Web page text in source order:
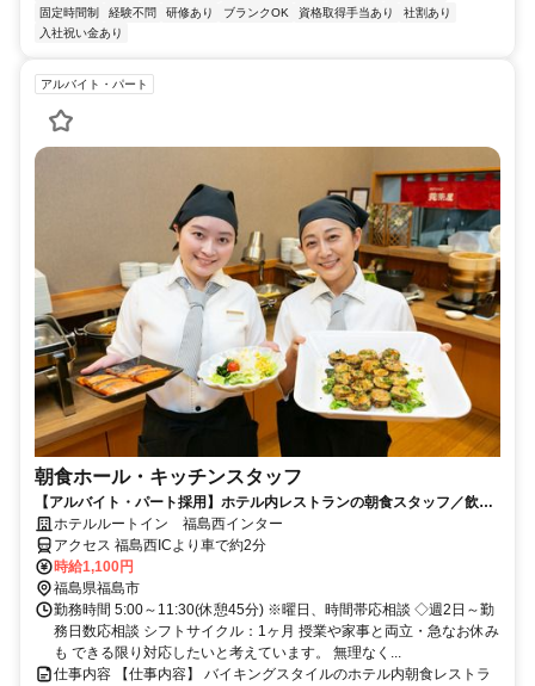
固定時間制
経験不問 研修あり ブランクOK 資格取得手当あり
社割あり
入社祝い金あり
アルバイト・パート
朝食ホール・キッチンスタッフ
【アルバイト・パート採用】ホテル内レストランの朝食スタッフ／飲食
未経験歓迎！主婦(夫)さん活躍中
ホテルルートイン 福島西インター
アクセス 福島西ICより車で約2分
時給1,100円
福島県福島市
勤務時間 5:00～11:30(休憩45分) ※曜日、時間帯応相談 ◇週2日～勤
務日数応相談 シフトサイクル：1ヶ月 授業や家事と両立・急なお休み
も できる限り対応したいと考えています。 無理なく...
仕事内容 【仕事内容】 バイキングスタイルのホテル内朝食レストラ